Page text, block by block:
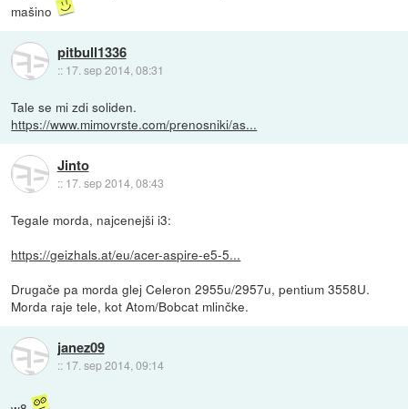
mašino
pitbull1336
:: 17. sep 2014, 08:31
Tale se mi zdi soliden.
https://www.mimovrste.com/prenosniki/as...
Jinto
:: 17. sep 2014, 08:43
Tegale morda, najcenejši i3:
https://geizhals.at/eu/acer-aspire-e5-5...
Drugače pa morda glej Celeron 2955u/2957u, pentium 3558U.
Morda raje tele, kot Atom/Bobcat mlinčke.
janez09
:: 17. sep 2014, 09:14